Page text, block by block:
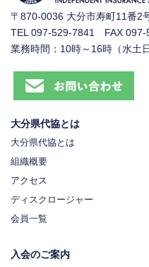
〒870-0036 大分市寿町11番
TEL 097-529-7841 FAX 097-
業務時間：10時～16時（水土
大分県代協とは
大分県代協とは
組織概要
アクセス
ディスクロージャー
会員一覧
入会のご案内